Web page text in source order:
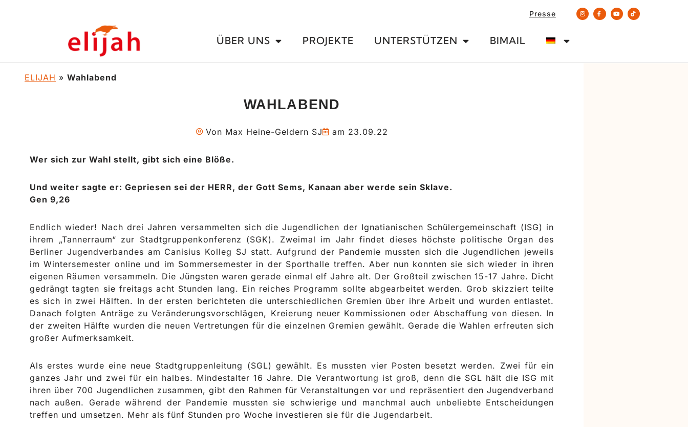
Presse
ÜBER UNS PROJEKTE UNTERSTÜTZEN BIMAIL
ELIJAH » Wahlabend
WAHLABEND
Von Max Heine-Geldern SJ am 23.09.22
Wer sich zur Wahl stellt, gibt sich eine Blöße.
Und weiter sagte er: Gepriesen sei der HERR, der Gott Sems, Kanaan aber werde sein Sklave.
Gen 9,26
Endlich wieder! Nach drei Jahren versammelten sich die Jugendlichen der Ignatianischen Schülergemeinschaft (ISG) in
ihrem „Tannerraum“ zur Stadtgruppenkonferenz (SGK). Zweimal im Jahr findet dieses höchste politische Organ des
Berliner Jugendverbandes am Canisius Kolleg SJ statt. Aufgrund der Pandemie mussten sich die Jugendlichen jeweils
im Wintersemester online und im Sommersemester in der Sporthalle treffen. Aber nun konnten sie sich wieder in ihren
eigenen Räumen versammeln. Die Jüngsten waren gerade einmal elf Jahre alt. Der Großteil zwischen 15-17 Jahre. Dicht
gedrängt tagten sie freitags acht Stunden lang. Ein reiches Programm sollte abgearbeitet werden. Grob skizziert teilte
es sich in zwei Hälften. In der ersten berichteten die unterschiedlichen Gremien über ihre Arbeit und wurden entlastet.
Danach folgten Anträge zu Veränderungsvorschlägen, Kreierung neuer Kommissionen oder Abschaffung von diesen. In
der zweiten Hälfte wurden die neuen Vertretungen für die einzelnen Gremien gewählt. Gerade die Wahlen erfreuten sich
großer Aufmerksamkeit.
Als erstes wurde eine neue Stadtgruppenleitung (SGL) gewählt. Es mussten vier Posten besetzt werden. Zwei für ein
ganzes Jahr und zwei für ein halbes. Mindestalter 16 Jahre. Die Verantwortung ist groß, denn die SGL hält die ISG mit
ihren über 700 Jugendlichen zusammen, gibt den Rahmen für Veranstaltungen vor und repräsentiert den Jugendverband
nach außen. Gerade während der Pandemie mussten sie schwierige und manchmal auch unbeliebte Entscheidungen
treffen und umsetzen. Mehr als fünf Stunden pro Woche investieren sie für die Jugendarbeit.